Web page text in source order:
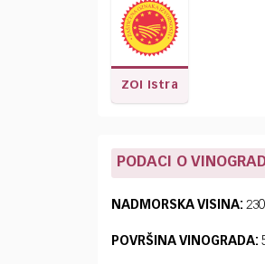
ZOI Istra
PODACI O
NADMORSKA VISINA:
POVRŠINA VINOGRADA: